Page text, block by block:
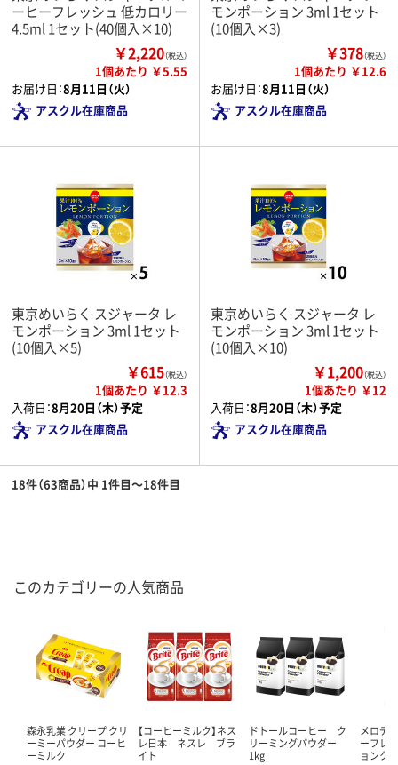
ーヒーフレッシュ 低カロリー
4.5ml 1セット(40個入×10)
￥2,220（税込）
1個あたり ￥5.55
お届け日：8月11日（火）
アスクル在庫商品
モンポーション 3ml 1セット
(10個入×3)
￥378（税込）
1個あたり ￥12.6
お届け日：8月11日（火）
アスクル在庫商品
東京めいらく スジャータ レ
モンポーション 3ml 1セット
(10個入×5)
￥615（税込）
1個あたり ￥12.3
入荷日：8月20日（木）予定
アスクル在庫商品
東京めいらく スジャータ レ
モンポーション 3ml 1セット
(10個入×10)
￥1,200（税込）
1個あたり ￥12
入荷日：8月20日（木）予定
アスクル在庫商品
18件（63商品）中 1件目～18件目
このカテゴリーの人気商品
森永乳業 クリープ クリ
ーミーパウダー コーヒ
ーミルク
【コーヒーミルク】ネス
レ日本 ネスレ ブラ
イト
ドトールコーヒー ク
リーミングパウダー
1kg
メロデ
ーフレ
ョンク